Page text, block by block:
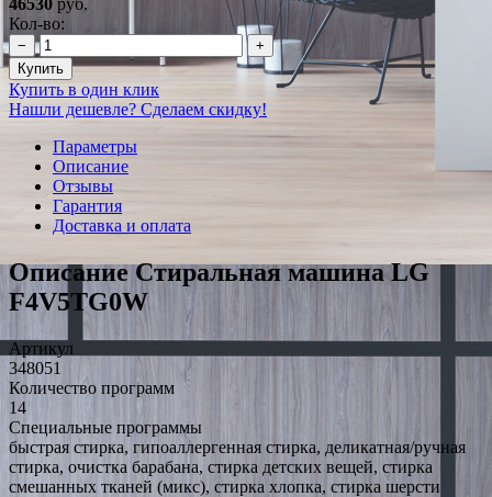
Кол-во:
−
+
Купить
Купить в один клик
Нашли дешевле? Сделаем скидку!
Параметры
Описание
Отзывы
Гарантия
Доставка и оплата
Описание Стиральная машина LG
F4V5TG0W
Артикул
348051
Количество программ
14
Специальные программы
быстрая стирка, гипоаллергенная стирка, деликатная/ручная
стирка, очистка барабана, стирка детских вещей, стирка
смешанных тканей (микс), стирка хлопка, стирка шерсти